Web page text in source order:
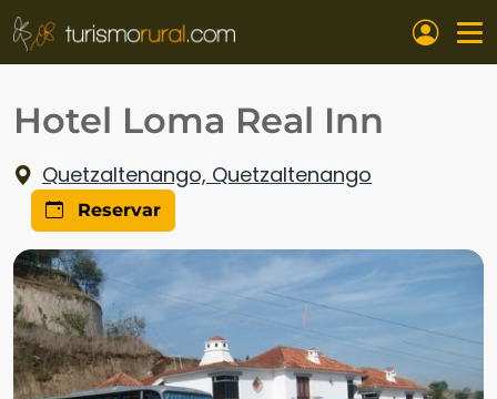
Pasar al contenido principal
Hotel Loma Real Inn
Quetzaltenango, Quetzaltenango
Reservar